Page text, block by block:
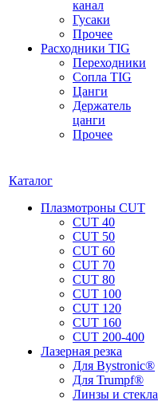
канал
Гусаки
Прочее
Расходники TIG
Переходники
Сопла TIG
Цанги
Держатель
цанги
Прочее
Каталог
Плазмотроны CUT
CUT 40
CUT 50
CUT 60
CUT 70
CUT 80
CUT 100
CUT 120
CUT 160
CUT 200-400
Лазерная резка
Для Bystronic®
Для Trumpf®
Линзы и стекла